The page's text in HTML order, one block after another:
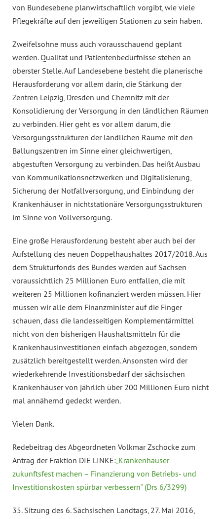
von Bundesebene planwirtschaftlich vorgibt, wie viele
Pflegekräfte auf den jeweiligen Stationen zu sein haben.
Zweifelsohne muss auch vorausschauend geplant
werden. Qualität und Patientenbedürfnisse stehen an
oberster Stelle. Auf Landesebene besteht die planerische
Herausforderung vor allem darin, die Stärkung der
Zentren Leipzig, Dresden und Chemnitz mit der
Konsolidierung der Versorgung in den ländlichen Räumen
zu verbinden. Hier geht es vor allem darum, die
Versorgungsstrukturen der ländlichen Räume mit den
Ballungszentren im Sinne einer gleichwertigen,
abgestuften Versorgung zu verbinden. Das heißt Ausbau
von Kommunikationsnetzwerken und Digitalisierung,
Sicherung der Notfallversorgung, und Einbindung der
Krankenhäuser in nichtstationäre Versorgungsstrukturen
im Sinne von Vollversorgung.
Eine große Herausforderung besteht aber auch bei der
Aufstellung des neuen Doppelhaushaltes 2017/2018. Aus
dem Strukturfonds des Bundes werden auf Sachsen
voraussichtlich 25 Millionen Euro entfallen, die mit
weiteren 25 Millionen kofinanziert werden müssen. Hier
müssen wir alle dem Finanzminister auf die Finger
schauen, dass die landesseitigen Komplementärmittel
nicht von den bisherigen Haushaltsmitteln für die
Krankenhausinvestitionen einfach abgezogen, sondern
zusätzlich bereitgestellt werden. Ansonsten wird der
wiederkehrende Investitionsbedarf der sächsischen
Krankenhäuser von jährlich über 200 Millionen Euro nicht
mal annähernd gedeckt werden.
Vielen Dank.
Redebeitrag des Abgeordneten Volkmar Zschocke zum
Antrag der Fraktion DIE LINKE:„Krankenhäuser
zukunftsfest machen – Finanzierung von Betriebs- und
Investitionskosten spürbar verbessern“ (Drs 6/3299)
35. Sitzung des 6. Sächsischen Landtags, 27. Mai 2016,